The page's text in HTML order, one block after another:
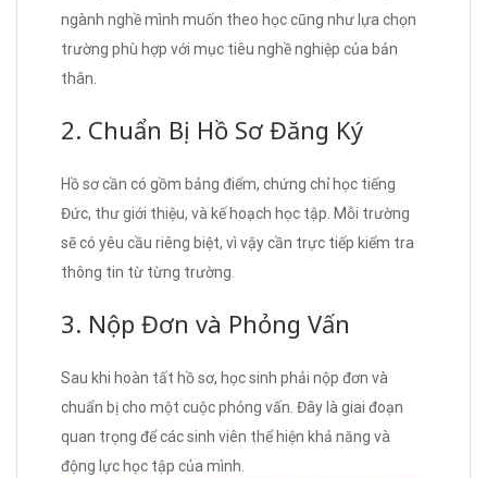
ngành nghề mình muốn theo học cũng như lựa chọn
trường phù hợp với mục tiêu nghề nghiệp của bản
thân.
2. Chuẩn Bị Hồ Sơ Đăng Ký
Hồ sơ cần có gồm bảng điểm, chứng chỉ học tiếng
Đức, thư giới thiệu, và kế hoạch học tập. Mỗi trường
sẽ có yêu cầu riêng biệt, vì vậy cần trực tiếp kiểm tra
thông tin từ từng trường.
3. Nộp Đơn và Phỏng Vấn
Sau khi hoàn tất hồ sơ, học sinh phải nộp đơn và
chuẩn bị cho một cuộc phỏng vấn. Đây là giai đoạn
quan trọng để các sinh viên thể hiện khả năng và
động lực học tập của mình.